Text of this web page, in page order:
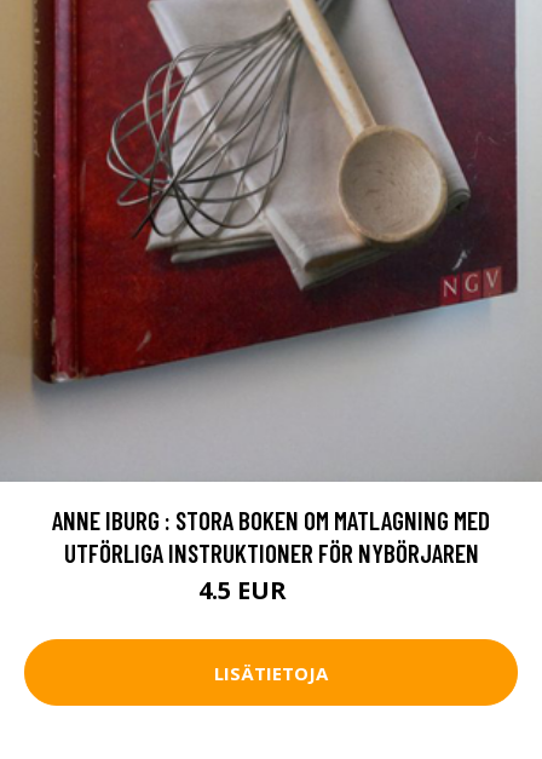
ANNE IBURG : STORA BOKEN OM MATLAGNING MED
UTFÖRLIGA INSTRUKTIONER FÖR NYBÖRJAREN
4.5 EUR
LISÄTIETOJA